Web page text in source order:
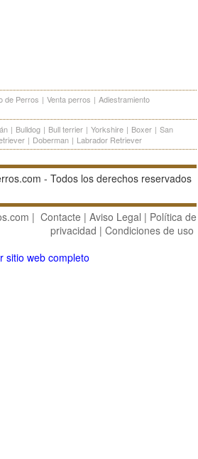
de Perros | Venta perros | Adiestramiento
| Bulldog | Bull terrier | Yorkshire | Boxer | San
| Doberman | Labrador Retriever
- Todos los derechos reservados
| Contacte | Aviso Legal | Política de
privacidad | Condiciones de uso
sitio web completo